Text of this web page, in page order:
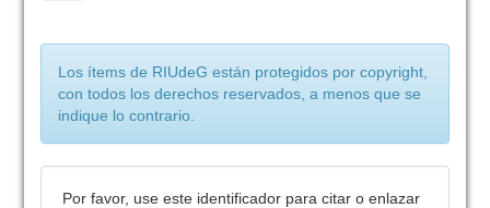
Los ítems de RIUdeG están protegidos por copyright,
con todos los derechos reservados, a menos que se
indique lo contrario.
Por favor, use este identificador para citar o enlazar